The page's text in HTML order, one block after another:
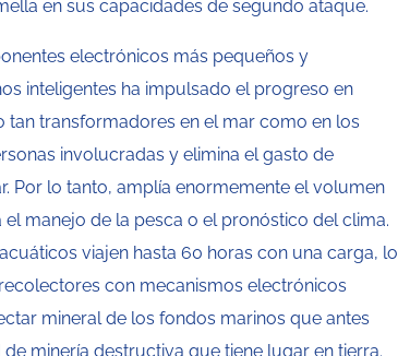
en sus capacidades de segundo ataque.
electrónicos más pequeños y
inteligentes ha impulsado el progreso en
transformadores en el mar como en los
involucradas y elimina el gasto de
Por lo tanto, amplía enormemente el volumen
manejo de la pesca o el pronóstico del clima.
viajen hasta 60 horas con una carga, lo
con mecanismos electrónicos
mineral de los fondos marinos que antes
minería destructiva que tiene lugar en tierra.